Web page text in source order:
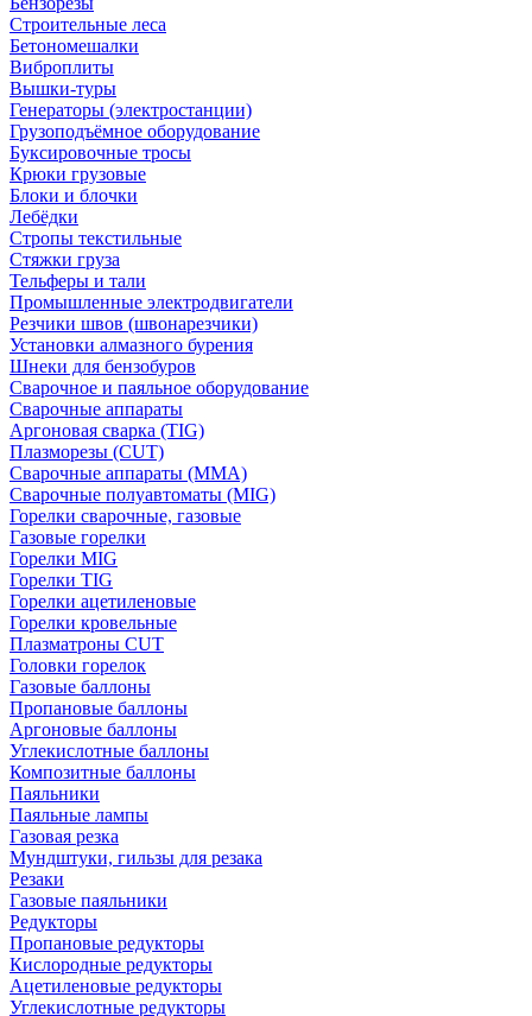
Строительные леса
Бетономешалки
Виброплиты
Вышки-туры
Генераторы (электростанции)
Грузоподъёмное оборудование
Буксировочные тросы
Крюки грузовые
Блоки и блочки
Лебёдки
Стропы текстильные
Стяжки груза
Тельферы и тали
Промышленные электродвигатели
Резчики швов (швонарезчики)
Установки алмазного бурения
Шнеки для бензобуров
Сварочное и паяльное оборудование
Сварочные аппараты
Аргоновая сварка (TIG)
Плазморезы (CUT)
Сварочные аппараты (MMA)
Сварочные полуавтоматы (MIG)
Горелки сварочные, газовые
Газовые горелки
Горелки MIG
Горелки TIG
Горелки ацетиленовые
Горелки кровельные
Плазматроны CUT
Головки горелок
Газовые баллоны
Пропановые баллоны
Аргоновые баллоны
Углекислотные баллоны
Композитные баллоны
Паяльники
Паяльные лампы
Газовая резка
Мундштуки, гильзы для резака
Резаки
Газовые паяльники
Редукторы
Пропановые редукторы
Кислородные редукторы
Ацетиленовые редукторы
Углекислотные редукторы